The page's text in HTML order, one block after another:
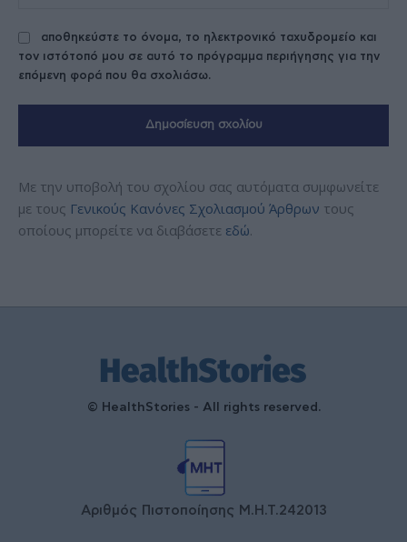
αποθηκεύστε το όνομα, το ηλεκτρονικό ταχυδρομείο και
τον ιστότοπό μου σε αυτό το πρόγραμμα περιήγησης για την
επόμενη φορά που θα σχολιάσω.
Με την υποβολή του σχολίου σας αυτόματα συμφωνείτε
με τους Γενικούς Κανόνες Σχολιασμού Άρθρων τους
οποίους μπορείτε να διαβάσετε εδώ.
© HealthStories - All rights reserved.
Αριθμός Πιστοποίησης Μ.Η.Τ.242013